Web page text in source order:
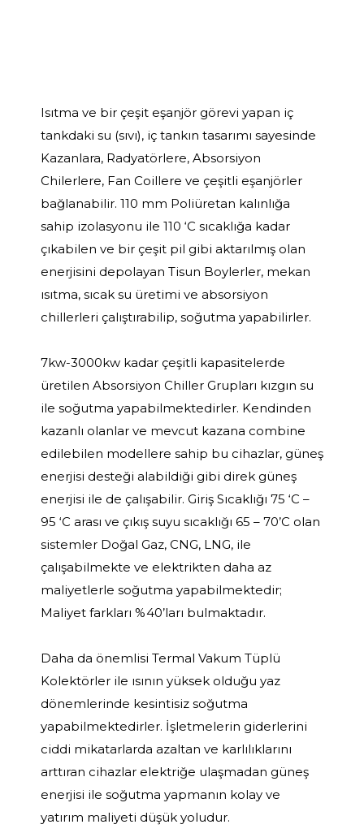
Isıtma ve bir çeşit eşanjör görevi yapan iç
tankdaki su (sıvı), iç tankın tasarımı sayesinde
Kazanlara, Radyatörlere, Absorsiyon
Chilerlere, Fan Coillere ve çeşitli eşanjörler
bağlanabilir. 110 mm Poliüretan kalınlığa
sahip izolasyonu ile 110 ‘C sıcaklığa kadar
çıkabilen ve bir çeşit pil gibi aktarılmış olan
enerjisini depolayan Tisun Boylerler, mekan
ısıtma, sıcak su üretimi ve absorsiyon
chillerleri çalıştırabilip, soğutma yapabilirler.
7kw-3000kw kadar çeşitli kapasitelerde
üretilen Absorsiyon Chiller Grupları kızgın su
ile soğutma yapabilmektedirler. Kendinden
kazanlı olanlar ve mevcut kazana combine
edilebilen modellere sahip bu cihazlar, güneş
enerjisi desteği alabildiği gibi direk güneş
enerjisi ile de çalışabilir. Giriş Sıcaklığı 75 ‘C –
95 ‘C arası ve çıkış suyu sıcaklığı 65 – 70’C olan
sistemler Doğal Gaz, CNG, LNG, ile
çalışabilmekte ve elektrikten daha az
maliyetlerle soğutma yapabilmektedir;
Maliyet farkları %40’ları bulmaktadır.
Daha da önemlisi Termal Vakum Tüplü
Kolektörler ile ısının yüksek olduğu yaz
dönemlerinde kesintisiz soğutma
yapabilmektedirler. İşletmelerin giderlerini
ciddi mikatarlarda azaltan ve karlılıklarını
arttıran cihazlar elektriğe ulaşmadan güneş
enerjisi ile soğutma yapmanın kolay ve
yatırım maliyeti düşük yoludur.